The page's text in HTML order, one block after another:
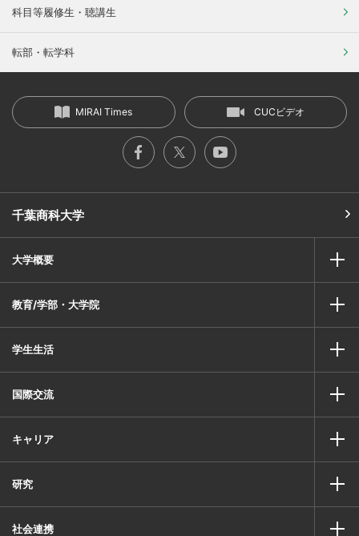
科目等履修生・聴講生
転部・転学科
千葉商科大学
MIRAI Times CUCビデオ
大学概要
教育/学部・大学院
学生生活
国際交流
キャリア
研究
社会連携